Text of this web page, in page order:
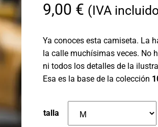
9,00 € (IVA
Ya conoces esta camiseta. La
la calle muchísimas veces. No
ni todos los detalles de la
Esa es la base de la colección
talla